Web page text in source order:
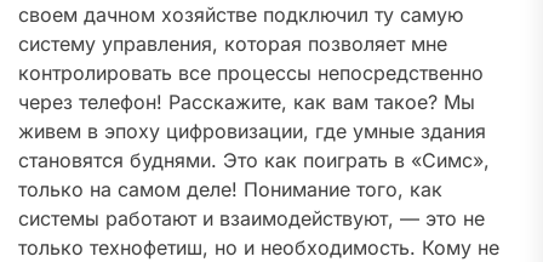
своем дачном хозяйстве подключил ту самую
систему управления, которая позволяет мне
контролировать все процессы непосредственно
через телефон! Расскажите, как вам такое? Мы
живем в эпоху цифровизации, где умные здания
становятся буднями. Это как поиграть в «Симс»,
только на самом деле! Понимание того, как
системы работают и взаимодействуют, — это не
только технофетиш, но и необходимость. Кому не